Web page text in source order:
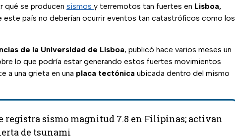
qué se producen sismos y terremotos tan fuertes en Lisboa,
este país no deberían ocurrir eventos tan catastróficos como los
de la Universidad de Lisboa, publicó hace varios meses un
lo que podría estar generando estos fuertes movimientos
a una grieta en una placa tectónica ubicada dentro del mismo
registra sismo magnitud 7.8 en Filipinas; activan
de tsunami